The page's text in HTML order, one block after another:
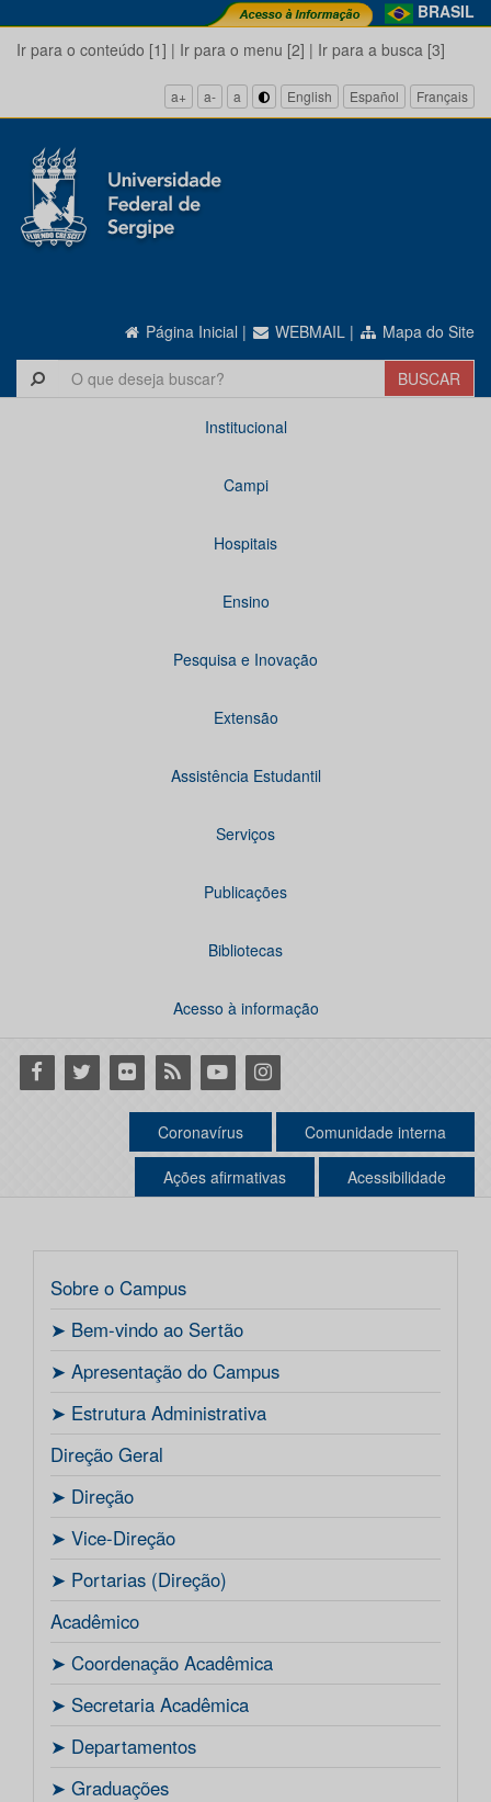
BRASIL
Ir para o conteúdo [1] | Ir para o menu [2] | Ir para a busca [3]
a+ a- a English Español Français
Página Inicial | WEBMAIL | Mapa do Site
Institucional
Campi
Hospitais
Ensino
Pesquisa e Inovação
Extensão
Assistência Estudantil
Serviços
Publicações
Bibliotecas
Acesso à informação
Facebook
Twitter Flickr RSS YoutubeInstagram
Coronavírus Comunidade interna
Ações afirmativas Acessibilidade
Sobre o Campus
ㅤ➤ Bem-vindo ao Sertão
ㅤ➤ Apresentação do Campus
ㅤ➤ Estrutura Administrativa
Direção Geral
ㅤ➤ Direção
ㅤ➤ Vice-Direção
ㅤ➤ Portarias (Direção)
Acadêmico
ㅤ➤ Coordenação Acadêmica
ㅤㅤ➤ Secretaria Acadêmica
ㅤ➤ Departamentos
ㅤ➤ Graduações